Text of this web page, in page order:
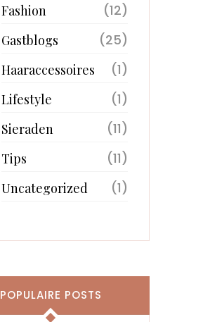
Fashion (12)
Gastblogs (25)
Haaraccessoires (1)
Lifestyle (1)
Sieraden (11)
Tips (11)
Uncategorized (1)
POPULAIRE POSTS